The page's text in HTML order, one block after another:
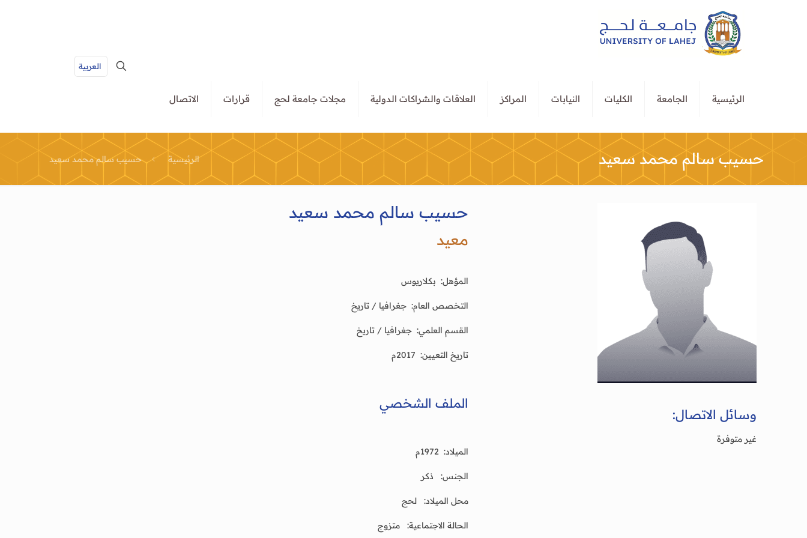
الرئيسية الجامعة الكليات النيابات المراكز العلاقات والشراكات الدولية مجلات جامعة لحج قرارات الاتصال
العربية
حسيب سالم محمد سعيد الرئيسية حسيب سالم محمد سعيد
وسائل الاتصال:
غير متوفرة
حسيب سالم محمد سعيد
معيد
المؤهل: بكلاريوس
التخصص العام: جغرافيا / تاريخ
القسم العلمي: جغرافيا / تاريخ
تاريخ التعيين: 2017م
الملف الشخصي
الميلاد: 1972م
الجنس: ذكر
محل الميلاد: لحج
الحالة الاجتماعية: متزوج